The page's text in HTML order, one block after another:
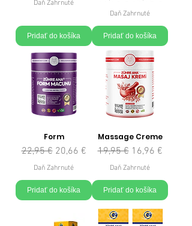
Daň Zahrnuté
Pridať do košíka
Daň Zahrnuté
Pridať do košíka
Form
Normálna cena
22,95 € Zľavnená cena
20,66 €
Daň Zahrnuté
Pridať do košíka
Massage Creme
Normálna cena
19,95 € Zľavnená cena
16,96 €
Daň Zahrnuté
Pridať do košíka